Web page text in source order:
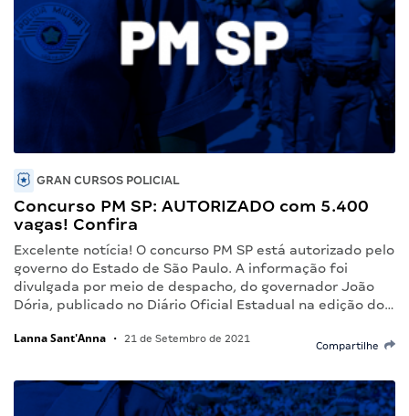
GRAN CURSOS POLICIAL
Concurso PM SP: AUTORIZADO com 5.400
vagas! Confira
Excelente notícia! O concurso PM SP está autorizado pelo
governo do Estado de São Paulo. A informação foi
divulgada por meio de despacho, do governador João
Dória, publicado no Diário Oficial Estadual na edição do…
Lanna Sant'Anna • 21 de Setembro de 2021
Compartilhe